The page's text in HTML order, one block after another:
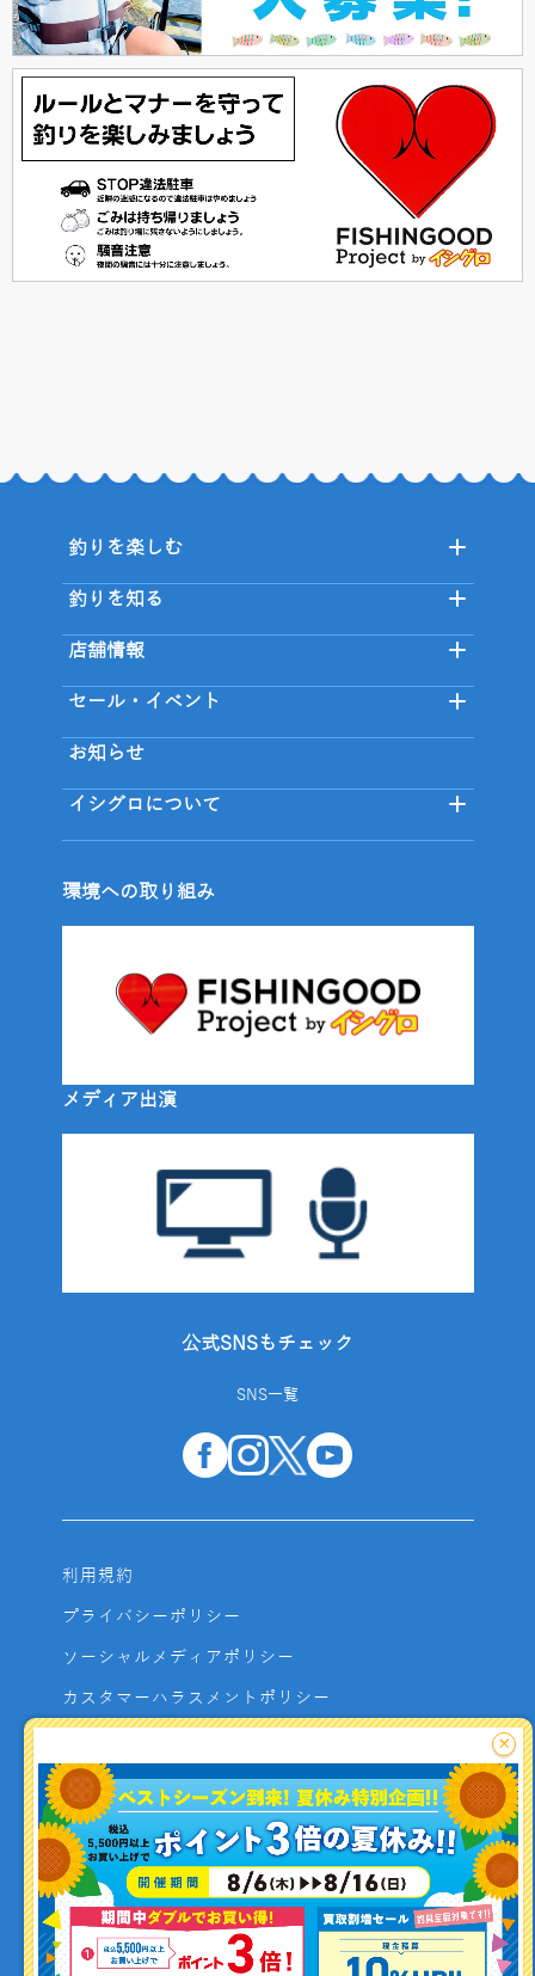
釣り情報を
投稿する
釣りを楽しむ
釣りを知る
店舗情報
セール・イベント
お知らせ
イシグロについて
環境への取り組み
メディア出演
公式SNSもチェック
SNS一覧
利用規約
プライバシーポリシー
ソーシャルメディアポリシー
カスタマーハラスメントポリシー
よくあるご質問
お問い合わせ
利用者資金の保全方法
×